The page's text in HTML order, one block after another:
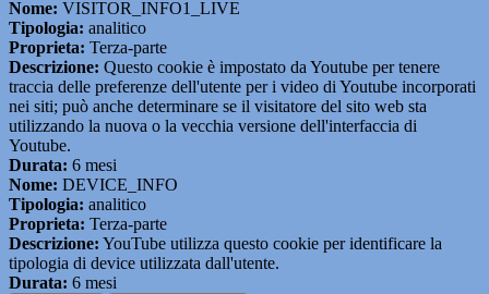
Nome: VISITOR_INFO1_LIVE
Tipologia: analitico
Proprieta: Terza-parte
Descrizione: Questo cookie è impostato da Youtube per tenere
traccia delle preferenze dell'utente per i video di Youtube incorporati
nei siti; può anche determinare se il visitatore del sito web sta
utilizzando la nuova o la vecchia versione dell'interfaccia di
Youtube.
Durata: 6 mesi
Nome: DEVICE_INFO
Tipologia: analitico
Proprieta: Terza-parte
Descrizione: YouTube utilizza questo cookie per identificare la
tipologia di device utilizzata dall'utente.
Durata: 6 mesi